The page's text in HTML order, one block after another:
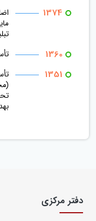
1374
1360
1351
دفتر مرکزی